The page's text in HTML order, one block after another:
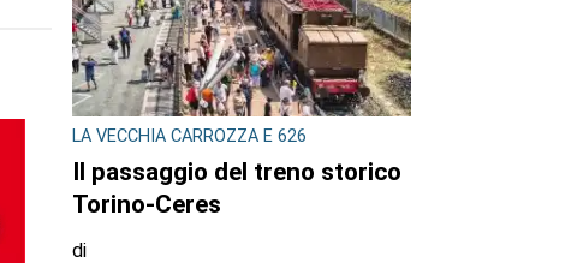
LA VECCHIA CARROZZA E 626
Il passaggio del treno storico
Torino-Ceres
di